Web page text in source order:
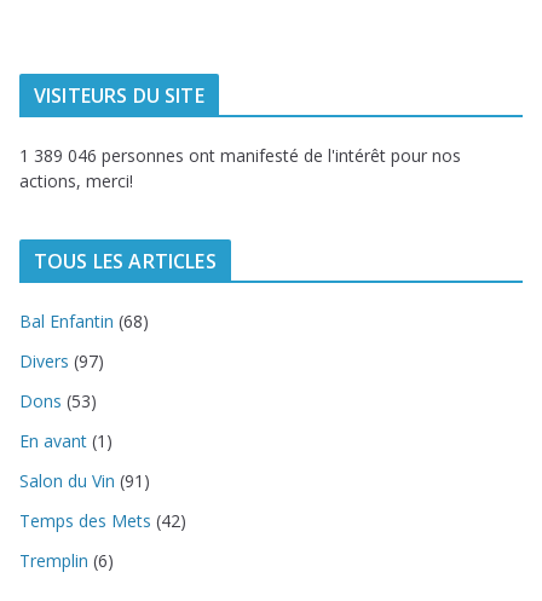
VISITEURS DU SITE
1 389 046 personnes ont manifesté de l'intérêt pour nos
actions, merci!
TOUS LES ARTICLES
Bal Enfantin (68)
Divers (97)
Dons (53)
En avant (1)
Salon du Vin (91)
Temps des Mets (42)
Tremplin (6)